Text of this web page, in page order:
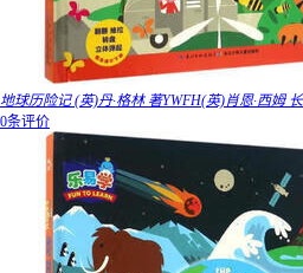
地球历险记 (英)丹·格林 著YWFH(英)肖恩·西姆
0条评价